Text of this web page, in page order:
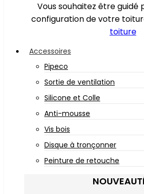
Vous souhaitez être guidé
configuration de votre
toiture
Accessoires
Pipeco
Sortie de ventilation
Silicone et Colle
Anti-mousse
Vis bois
Disque à tronçonner
Peinture de retouche